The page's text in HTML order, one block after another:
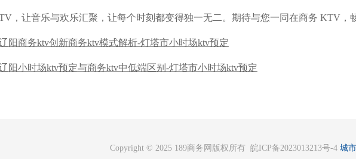
，让音乐与欢乐汇聚，让每个时刻都变得独一无二。期待与您一同在商务 KTV，
阳商务ktv创新商务ktv模式解析-灯塔市小时场ktv预定
阳小时场ktv预定与商务ktv中低端区别-灯塔市小时场ktv预定
Copyright © 2025 189商务网版权所有 皖ICP备2023013213号-4 城